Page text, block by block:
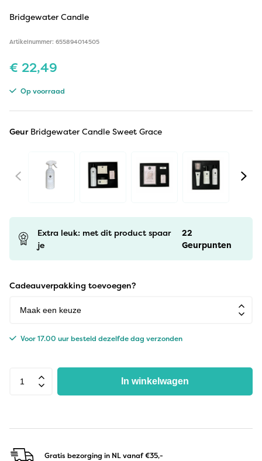
Bridgewater Candle
Artikelnummer: 655894014505
€ 22,49
Op voorraad
Geur Bridgewater Candle Sweet Grace
Extra leuk: met dit product spaar
je
22
Geurpunten
Cadeauverpakking toevoegen?
Voor 17.00 uur besteld dezelfde dag verzonden
In winkelwagen
Gratis bezorging in NLvanaf €35,-